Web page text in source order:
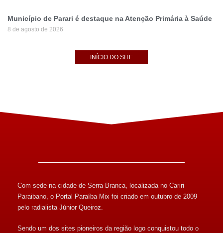
Município de Parari é destaque na Atenção Primária à Saúde
8 de agosto de 2026
INÍCIO DO SITE
Com sede na cidade de Serra Branca, localizada no Cariri
Paraibano, o Portal Paraíba Mix foi criado em outubro de 2009
pelo radialista Júnior Queiroz.
Sendo um dos sites pioneiros da região logo conquistou todo o